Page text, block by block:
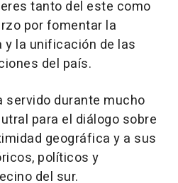
tanto del este como
por fomentar la
la unificación de las
del país.
servido durante mucho
para el diálogo sobre
geográfica y a sus
políticos y
del sur.